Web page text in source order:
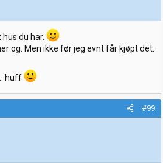
hus du har.
og. Men ikke før jeg evnt får kjøpt det.
huff
#99